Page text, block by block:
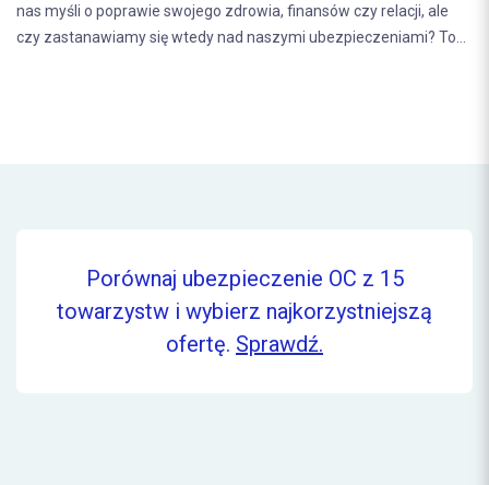
nas myśli o poprawie swojego zdrowia, finansów czy relacji, ale
czy zastanawiamy się wtedy nad naszymi ubezpieczeniami? To...
Porównaj ubezpieczenie OC z 15
towarzystw i wybierz najkorzystniejszą
ofertę. Sprawdź.